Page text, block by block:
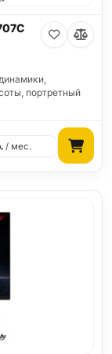
портретный
/ мес.